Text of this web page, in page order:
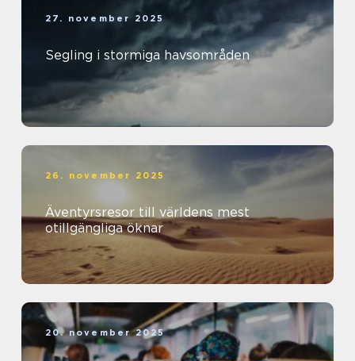
27. november 2025
Segling i stormiga havsområden
26. november 2025
Äventyrsresor till världens mest
otillgängliga öknar
20. november 2025